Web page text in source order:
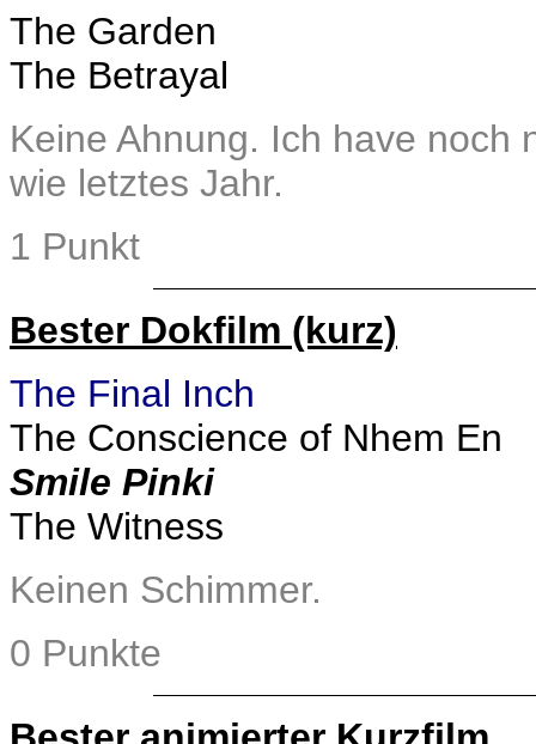
The Garden
The Betrayal
Keine Ahnung. Ich have noch
wie letztes Jahr.
1 Punkt
Bester Dokfilm (kurz)
The Final Inch
The Conscience of Nhem En
Smile Pinki
The Witness
Keinen Schimmer.
0 Punkte